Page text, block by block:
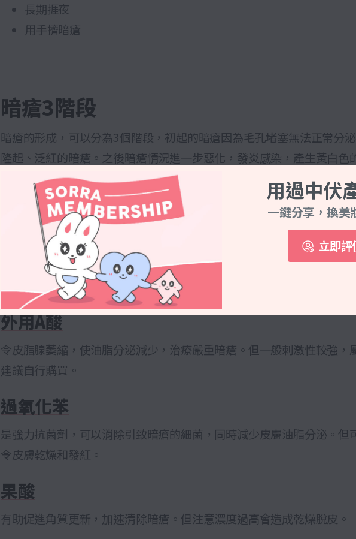
長期捱夜
用手擠暗瘡
暗瘡3階段
暗瘡的形成，可以分為3個階段，初起的暗瘡因為毛孔堵塞無法正常分
隆起、泛紅的暗瘡。之後暗瘡情況進一步惡化，發炎感染，產生黃白色
破壞了皮膚組織，刺激分泌出黑色素，留下暗瘡印。
常見暗瘡膏成份
不少人在長暗瘡第一時間就想起用暗瘡膏，你知道你用的暗瘡膏中有什
外用A酸
令皮脂腺萎縮，使油脂分泌減少，治療嚴重暗瘡。但一般刺激性較強，
建議自行購買。
過氧化苯
是強力抗菌劑，可以消除引致暗瘡的細菌，同時減少皮膚油脂分泌。但
令皮膚乾燥和發紅。
果酸
有助促進角質更新，加速清除暗瘡。但注意濃度過高會造成乾燥脫皮。
用過中伏
一鍵分享，換美
立即評